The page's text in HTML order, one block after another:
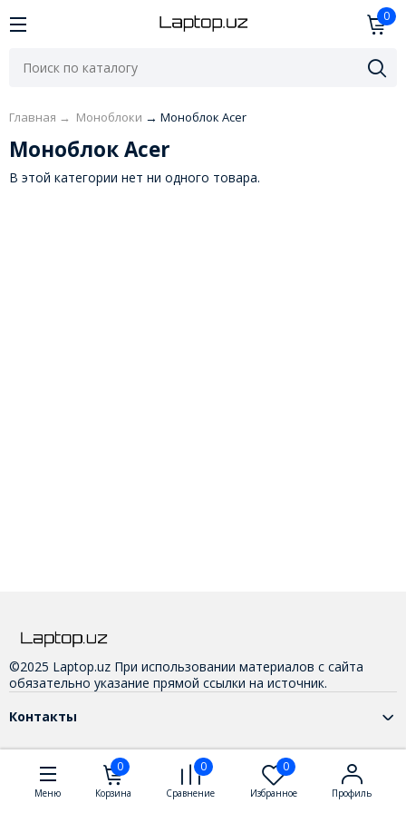
0
Главная → Моноблоки → Моноблок Acer
Моноблок Acer
В этой категории нет ни одного товара.
©2025 Laptop.uz При использовании материалов с сайта
обязательно указание прямой ссылки на источник.
Контакты
Меню
0
Корзина
0
Сравнение
0
Избранное Профиль